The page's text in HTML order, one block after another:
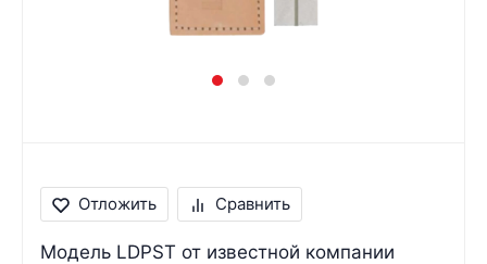
Отложить Сравнить
Модель LDPST от известной компании